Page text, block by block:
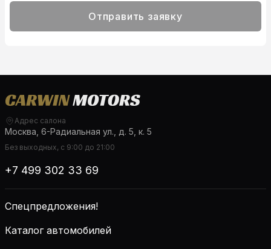
Отправить заявку
Адрес салона
Москва, 6-Радиальная ул., д. 5, к. 5
Без выходных, с 9:00 до 21:00
+7 499 302 33 69
Спецпредложения!
Каталог автомобилей